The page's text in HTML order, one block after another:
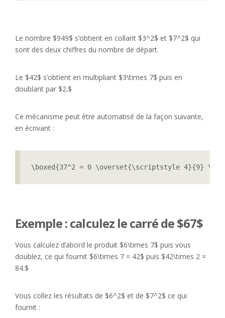
Le nombre $949$ s’obtient en collant $3^2$ et $7^2$ qui
sont des deux chiffres du nombre de départ.
Le $42$ s’obtient en multipliant $3\times 7$ puis en
doublant par $2.$
Ce mécanisme peut être automatisé de la façon suivante,
en écrivant :
\boxed{37^2 = 0 \overset{\scriptstyle 4}{9}
Exemple : calculez le carré de $67$
Vous calculez d’abord le produit $6\times 7$ puis vous
doublez, ce qui fournit $6\times 7 = 42$ puis $42\times 2 =
84.$
Vous collez les résultats de $6^2$ et de $7^2$ ce qui
fournit :